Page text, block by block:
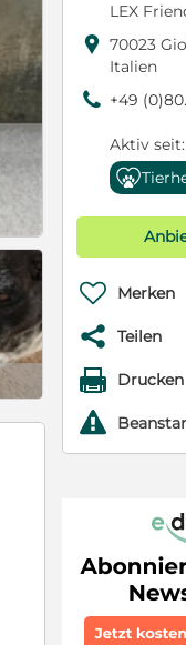
LEX
 70023
Italien
9 +49
Aktiv seit:
 Merken
 Teilen
 Drucken
r